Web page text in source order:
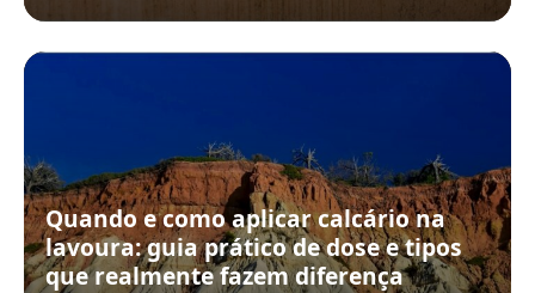
Quando e como aplicar calcário na
lavoura: guia prático de dose e tipos
que realmente fazem diferença